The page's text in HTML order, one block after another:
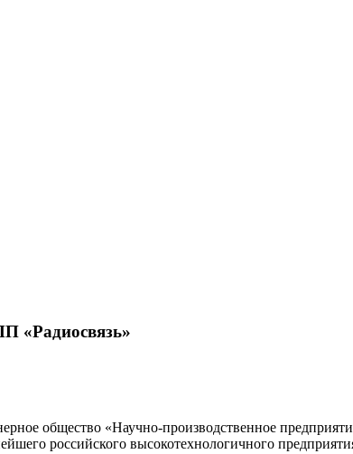
«Радиосвязь»
общество «Научно-производственное
российского высокотехнологичного